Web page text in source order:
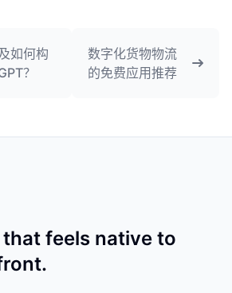
如何构
？
数字化货物物流
的免费应用推荐
feels native to